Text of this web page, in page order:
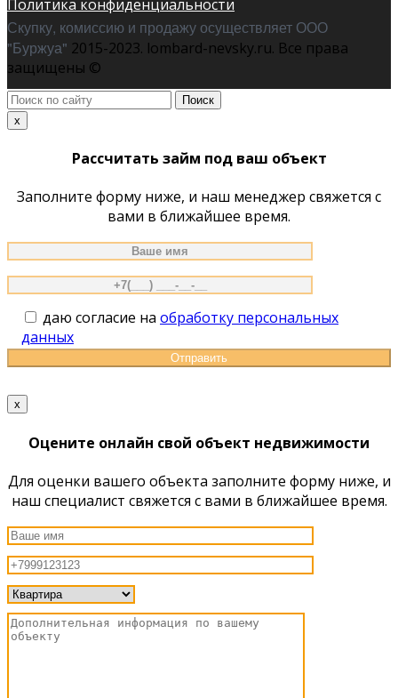
Политика конфиденциальности
Скупку, комиссию и продажу осуществляет ООО
"Буржуа" 2015-2023. lombard-nevsky.ru. Все права
защищены ©
Поиск
по
x
Рассчитать займ под ваш объект
Заполните форму ниже, и наш менеджер свяжется с
вами в ближайшее время.
даю согласие на обработку персональных
данных
x
Оцените онлайн свой объект недвижимости
Для оценки вашего объекта заполните форму ниже, и
наш специалист свяжется с вами в ближайшее время.